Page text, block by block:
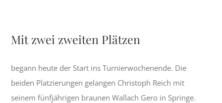
Mit zwei zweiten Plätzen
begann heute der Start ins Turnierwochenende. Die
beiden Platzierungen gelangen Christoph Reich mit
seinem fünfjährigen braunen Wallach Gero in Springe.